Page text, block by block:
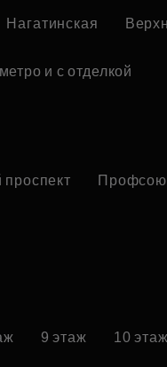
Нагатинская
и с отделкой
проспект
9 этаж 10 этаж